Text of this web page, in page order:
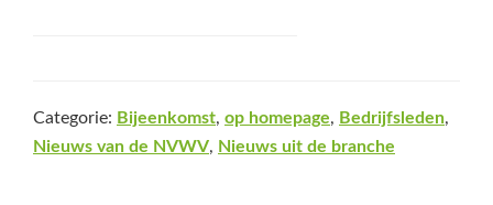
Categorie: Bijeenkomst, op homepage, Bedrijfsleden,
Nieuws van de NVWV, Nieuws uit de branche